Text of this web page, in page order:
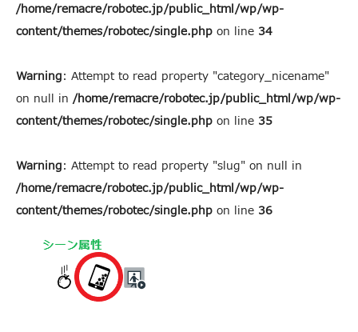
/home/remacre/robotec.jp/public_html/wp/wp-
content/themes/robotec/single.php on line 34
Warning: Attempt to read property "category_nicename"
on null in /home/remacre/robotec.jp/public_html/wp/wp-
content/themes/robotec/single.php on line 35
Warning: Attempt to read property "slug" on null in
/home/remacre/robotec.jp/public_html/wp/wp-
content/themes/robotec/single.php on line 36